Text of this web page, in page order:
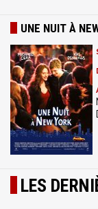
UNE NUIT À
LES